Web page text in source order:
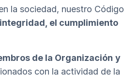
la sociedad, nuestro Código
el cumplimiento
de la Organización y
con la actividad de la